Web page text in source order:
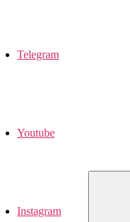
Telegram
Youtube
Instagram